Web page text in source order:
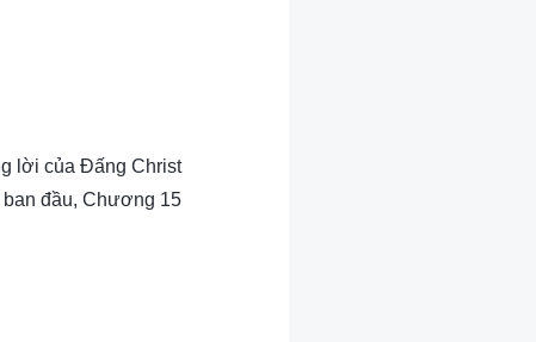
lời của Đấng Christ
ban đầu, Chương 15